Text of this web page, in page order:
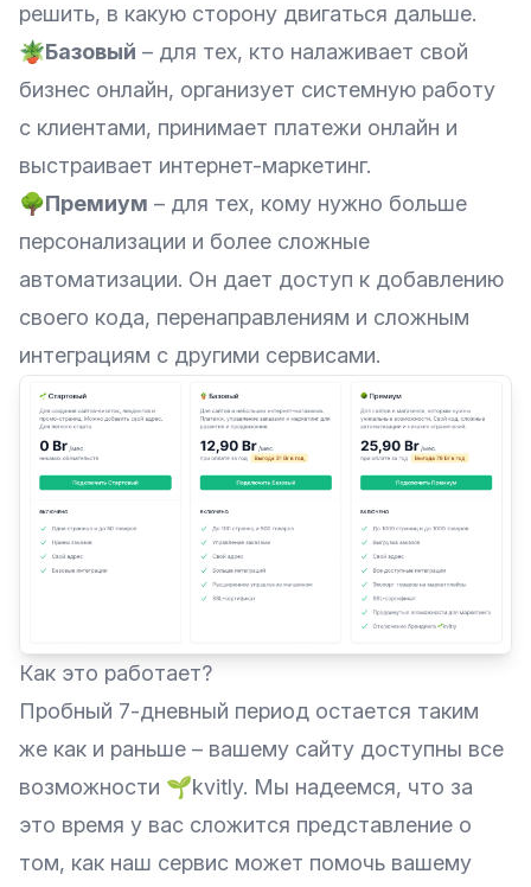
решить, в какую сторону двигаться дальше.
🪴Базовый – для тех, кто налаживает свой
бизнес онлайн, организует системную работу
с клиентами, принимает платежи онлайн и
выстраивает интернет-маркетинг.
🌳Премиум – для тех, кому нужно больше
персонализации и более сложные
автоматизации. Он дает доступ к добавлению
своего кода, перенаправлениям и сложным
интеграциям с другими сервисами.
Как это работает?
Пробный 7-дневный период остается таким
же как и раньше – вашему сайту доступны все
возможности 🌱kvitly. Мы надеемся, что за
это время у вас сложится представление о
том, как наш сервис может помочь вашему